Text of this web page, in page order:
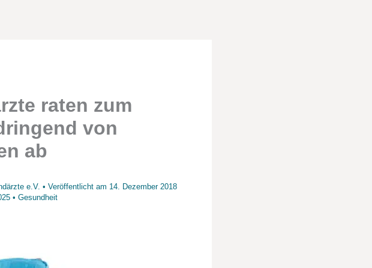
raten zum
von
ab
e.V. • Veröffentlicht am 14. Dezember 2018
• Gesundheit